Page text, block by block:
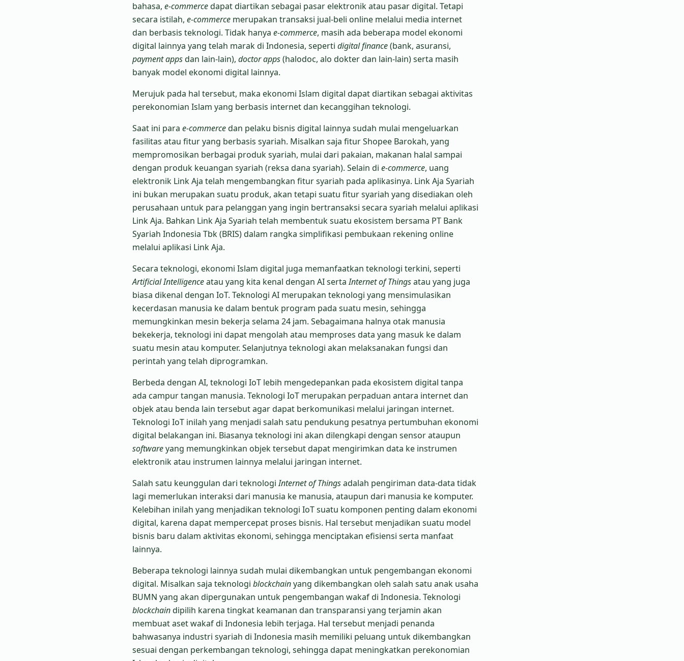
bahasa, e-commercedapat diartikan sebagai pasar elektronik atau pasar digital. Tetapi
secara istilah, e-commerce merupakan transaksi jual-beli online melalui media internet
dan berbasis teknologi. Tidak hanya e-commerce, masih ada beberapa model ekonomi
digital lainnya yang telah marak di Indonesia, seperti digital finance(bank, asuransi,
payment appsdan lain-lain), doctor apps(halodoc, alo dokter dan lain-lain) serta masih
banyak model ekonomi digital lainnya.
Merujuk pada hal tersebut, maka ekonomi Islam digital dapat diartikan sebagai aktivitas
perekonomian Islam yang berbasis internet dan kecanggihan teknologi.
Saat ini para e-commercedan pelaku bisnis digital lainnya sudah mulai mengeluarkan
fasilitas atau fitur yang berbasis syariah. Misalkan saja fitur Shopee Barokah, yang
mempromosikan berbagai produk syariah, mulai dari pakaian, makanan halal sampai
dengan produk keuangan syariah (reksa dana syariah). Selain di e-commerce, uang
elektronik Link Aja telah mengembangkan fitur syariah pada aplikasinya. Link Aja Syariah
ini bukan merupakan suatu produk, akan tetapi suatu fitur syariah yang disediakan oleh
perusahaan untuk para pelanggan yang ingin bertransaksi secara syariah melalui aplikasi
Link Aja. Bahkan Link Aja Syariah telah membentuk suatu ekosistem bersama PT Bank
Syariah Indonesia Tbk (BRIS) dalam rangka simplifikasi pembukaan rekening online
melalui aplikasi Link Aja.
Secara teknologi, ekonomi Islam digital juga memanfaatkan teknologi terkini, seperti
Artificial Intelligenceatau yang kita kenal dengan AI sertaInternet of Thingsatau yang juga
biasa dikenal dengan IoT. Teknologi AI merupakan teknologi yang mensimulasikan
kecerdasan manusia ke dalam bentuk program pada suatu mesin, sehingga
memungkinkan mesin bekerja selama 24 jam. Sebagaimana halnya otak manusia
bekekerja, teknologi ini dapat mengolah atau memproses data yang masuk ke dalam
suatu mesin atau komputer. Selanjutnya teknologi akan melaksanakan fungsi dan
perintah yang telah diprogramkan.
Berbeda dengan AI, teknologi IoT lebih mengedepankan pada ekosistem digital tanpa
ada campur tangan manusia. Teknologi IoT merupakan perpaduan antara internet dan
objek atau benda lain tersebut agar dapat berkomunikasi melalui jaringan internet.
Teknologi IoT inilah yang menjadi salah satu pendukung pesatnya pertumbuhan ekonomi
digital belakangan ini. Biasanya teknologi ini akan dilengkapi dengan sensor ataupun
softwareyang memungkinkan objek tersebut dapat mengirimkan data ke instrumen
elektronik atau instrumen lainnya melalui jaringan internet.
Salah satu keunggulan dari teknologiInternet of Thingsadalah pengiriman data-data tidak
lagi memerlukan interaksi dari manusia ke manusia, ataupun dari manusia ke komputer.
Kelebihan inilah yang menjadikan teknologi IoT suatu komponen penting dalam ekonomi
digital, karena dapat mempercepat proses bisnis. Hal tersebut menjadikan suatu model
bisnis baru dalam aktivitas ekonomi, sehingga menciptakan efisiensi serta manfaat
lainnya.
Beberapa teknologi lainnya sudah mulai dikembangkan untuk pengembangan ekonomi
digital. Misalkan saja teknologi blockchainyang dikembangkan oleh salah satu anak usaha
BUMN yang akan dipergunakan untuk pengembangan wakaf di Indonesia. Teknologi
blockchaindipilih karena tingkat keamanan dan transparansi yang terjamin akan
membuat aset wakaf di Indonesia lebih terjaga. Hal tersebut menjadi penanda
bahwasanya industri syariah di Indonesia masih memiliki peluang untuk dikembangkan
sesuai dengan perkembangan teknologi, sehingga dapat meningkatkan perekonomian